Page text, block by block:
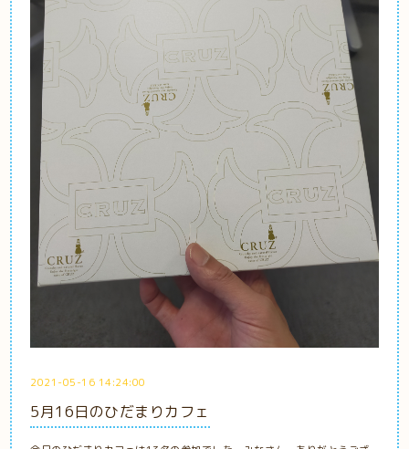
2021-05-16 14:24:00
5月16日のひだまりカフェ